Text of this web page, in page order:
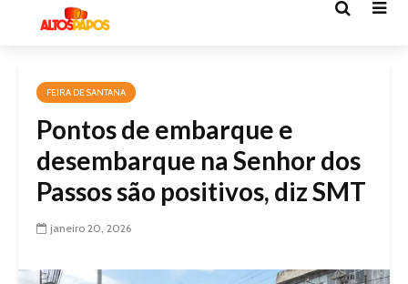
FEIRA DE SANTANA
Pontos de embarque e
desembarque na Senhor dos
Passos são positivos, diz SMT
janeiro 20, 2026